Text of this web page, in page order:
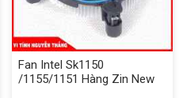
Fan Intel Sk1150
/1155/1151 Hàng Zin New